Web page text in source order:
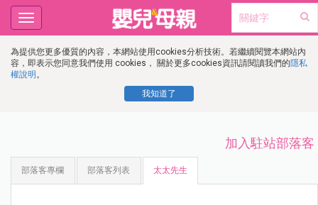
為提供您更多優質的內容，本網站使用cookies分析技術。若繼續閱覽本網站內
容，即表示您同意我們使用 cookies， 關於更多cookies資訊請閱讀我們的隱私
權說明 。
我知道了
Toggle
navigation
加入駐站部落客
部落客專欄 部落客列表 太太先生